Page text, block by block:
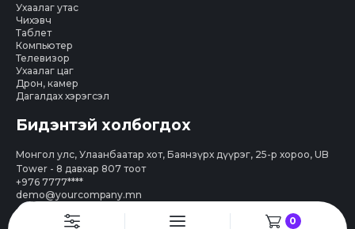
0
Ухаалаг утас
Чихэвч
Таблет
Компьютер
Телевизор
Ухаалаг цаг
Дрон, камер
Дагалдах хэрэгсэл
Бидэнтэй холбогдох
Монгол улс, Улаанбаатар хот, Баянзүрх дүүрэг, 25-р хороо, UB
Tower - 8 давхар 807 тоот
+976 7777****
demo@yourcompany.mn